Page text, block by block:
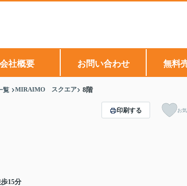
会社概要 お問い合わせ 無料
覧 MIRAIMO スクエア 8階
15分
印刷する お